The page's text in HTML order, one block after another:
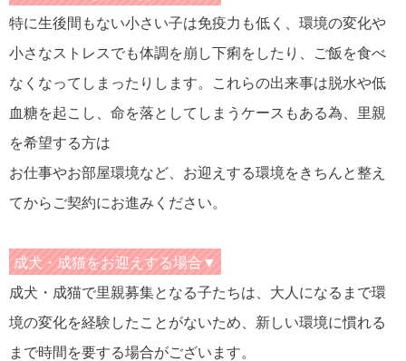
特に生後間もない小さい子は免疫力も低く、環境の変化や
小さなストレスでも体調を崩し下痢をしたり、ご飯を食べ
なくなってしまったりします。これらの出来事は脱水や低
血糖を起こし、命を落としてしまうケースもある為、里親
を希望する方は
お仕事やお部屋環境など、お迎えする環境をきちんと整え
てからご契約にお進みください。
成犬・成猫をお迎えする場合▼
成犬・成猫で里親募集となる子たちは、大人になるまで環
境の変化を経験したことがないため、新しい環境に慣れる
まで時間を要する場合がございます。